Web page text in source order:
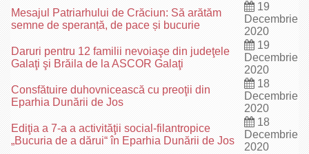
Mesajul Patriarhului de Crăciun: Să arătăm
semne de speranță, de pace și bucurie
19
Decembrie
2020
Daruri pentru 12 familii nevoiaşe din judeţele
Galaţi şi Brăila de la ASCOR Galaţi
19
Decembrie
2020
Consfătuire duhovnicească cu preoţii din
Eparhia Dunării de Jos
18
Decembrie
2020
Ediţia a 7-a a activităţii social-filantropice
„Bucuria de a dărui“ în Eparhia Dunării de Jos
18
Decembrie
2020